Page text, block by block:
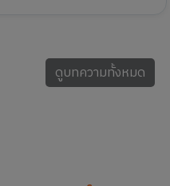
ดูบทความทั้งหมด